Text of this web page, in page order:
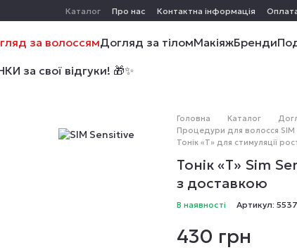
Каталог Про нас Контактна інформація
за волоссямДогляд за тіломМакіяжБренди
за свої відгуки! 🎁✨
Головна Каталог
Процедури для волосся SIM
Тонік «Т» для стимуляції
Тонік «Т» Sim
з доставкою
В наявності Артикул:
430 грн